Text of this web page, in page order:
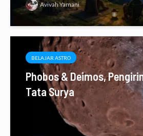
Avivah Yamani
BELAJAR ASTRO
Phobos & Deimos,
Tata Surya